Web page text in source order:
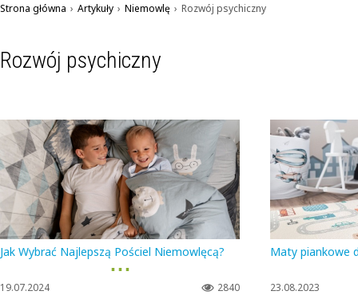
Strona główna › Artykuły › Niemowlę › Rozwój psychiczny
Rozwój psychiczny
Jak Wybrać Najlepszą Pościel Niemowlęcą?
▪ ▪ ▪
2840
19.07.2024
Maty piankowe
23.08.2023